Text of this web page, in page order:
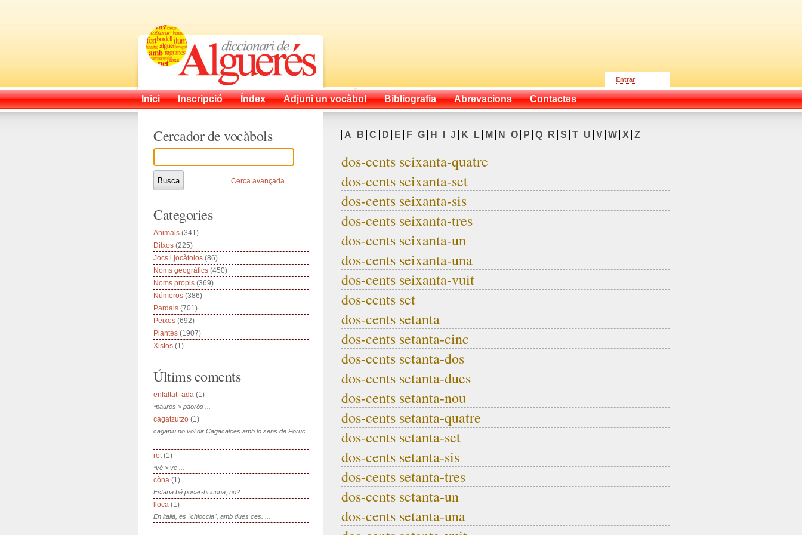
Entrar
Inici Inscripció Índex Adjuni un vocàbol Bibliografia Abrevacions Contactes
A B C D E F G H J K L M N O P Q R S T U V W X Z
dos-cents seixanta-quatre
dos-cents seixanta-set
dos-cents seixanta-sis
dos-cents seixanta-tres
dos-cents seixanta-un
dos-cents seixanta-una
dos-cents seixanta-vuit
dos-cents set
dos-cents setanta
dos-cents setanta-cinc
dos-cents setanta-dos
dos-cents setanta-dues
dos-cents setanta-nou
dos-cents setanta-quatre
dos-cents setanta-set
dos-cents setanta-sis
dos-cents setanta-tres
dos-cents setanta-un
dos-cents setanta-una
Cercador de vocàbols
Cerca avançada
Categories
Animals (341)
Ditxos (225)
Jocs i jocàtolos (86)
Noms geogràfics (450)
Noms propis (369)
Números (386)
Pardals (701)
Peixos (692)
Plantes (1907)
Xistos (1)
Últims coments
enfaltat -ada (1)
*paurós > paorós ...
cagatzutzo (1)
caganiu no vol dir Cagacalces amb lo sens de Poruc.
rot(1)
*vé > ve ...
còna (1)
Estaria bé posar-hi icona, no? ...
lloca (1)
En italià, és "chioccia", amb dues ces. ...